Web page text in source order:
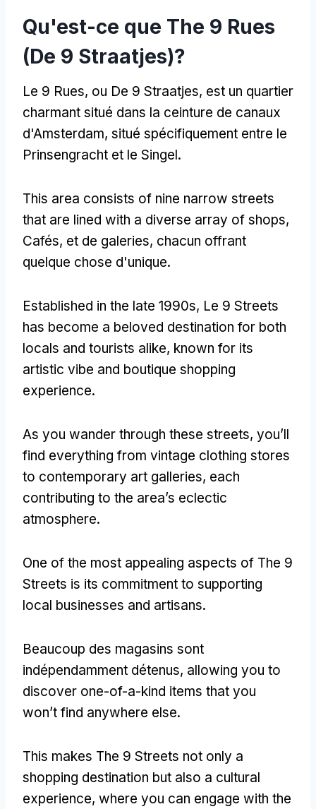
Qu'est-ce que The 9 Rues
(De 9 Straatjes)?
Le 9 Rues, ou De 9 Straatjes, est un quartier
charmant situé dans la ceinture de canaux
d'Amsterdam, situé spécifiquement entre le
Prinsengracht et le Singel.
This area consists of nine narrow streets
that are lined with a diverse array of shops,
Cafés, et de galeries, chacun offrant
quelque chose d'unique.
Established in the late 1990s, Le 9 Streets
has become a beloved destination for both
locals and tourists alike, known for its
artistic vibe and boutique shopping
experience.
As you wander through these streets, you’ll
find everything from vintage clothing stores
to contemporary art galleries, each
contributing to the area’s eclectic
atmosphere.
One of the most appealing aspects of The 9
Streets is its commitment to supporting
local businesses and artisans.
Beaucoup des magasins sont
indépendamment détenus, allowing you to
discover one-of-a-kind items that you
won’t find anywhere else.
This makes The 9 Streets not only a
shopping destination but also a cultural
experience, where you can engage with the